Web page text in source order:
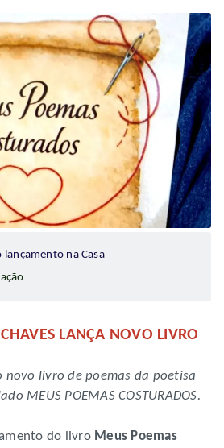
lançamento na Casa
LANÇA NOVO LIVRO
novo livro de poemas da poetisa
MEUS POEMAS COSTURADOS.
do livro Meus Poemas